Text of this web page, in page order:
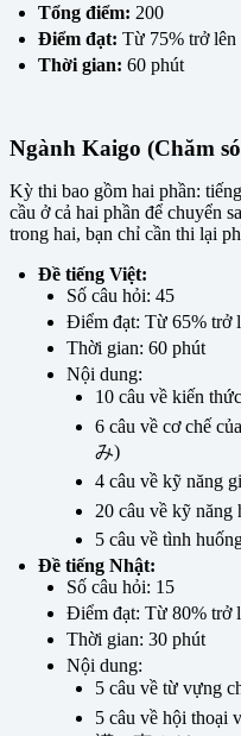
Tổng điểm: 200
Điểm đạt: Từ 75% trở lên
Thời gian: 60 phút
Ngành Kaigo (Chăm
Kỳ thi bao gồm hai phần:
cầu ở cả hai phần để chuyển
trong hai, bạn chỉ cần thi lại
Đề tiếng Việt:
Số câu hỏi: 45
Điểm đạt: Từ 65% trở
Thời gian: 60 phút
Nội dung:
10 câu về kiến
6 câu về cơ chế
み)
4 câu về kỹ năng
20 câu về kỹ
5 câu về tình
Đề tiếng Nhật:
Số câu hỏi: 15
Điểm đạt: Từ 80% trở
Thời gian: 30 phút
Nội dung:
5 câu về từ vựng
5 câu về hội thoại